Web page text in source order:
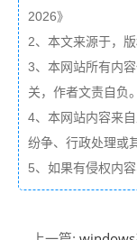
2026》
2、本文来源于，
3、本网站所有内
关，作者文责自负。
4、本网站内容来
纷争、行政处理或
5、如果有侵权内